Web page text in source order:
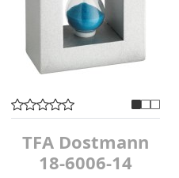
TFA Dostmann
18-6006-14